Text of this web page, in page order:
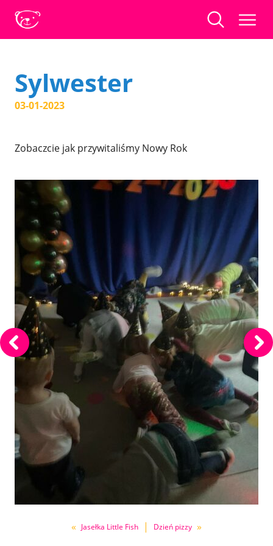
Sylwester
03-01-2023
Zobaczcie jak przywitaliśmy Nowy Rok
« Jasełka Little Fish | Dzień pizzy »